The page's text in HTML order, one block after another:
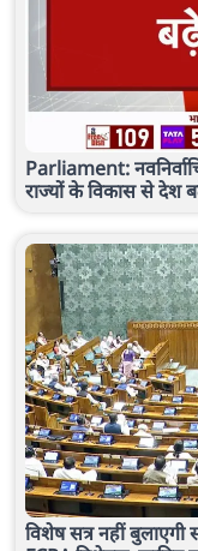
Parliament:
राज्यों के विकास से देश
विशेष सत्र नहीं